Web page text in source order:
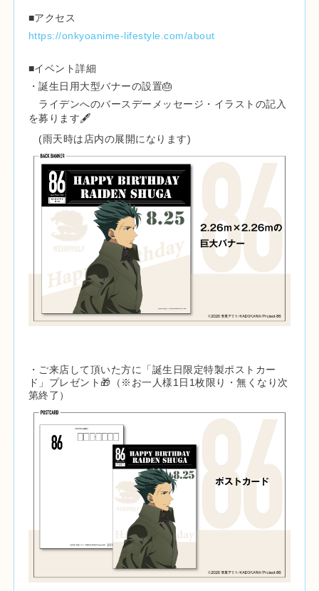
■アクセス
https://onkyoanime-lifestyle.com/about
■イベント詳細
・誕生日用大型バナーの設置🎂
ライデンへのバースデーメッセージ・イラストの記入
を募ります🖋
(雨天時は店内の展開になります)
・ご来店して頂いた方に「誕生日限定特製ポストカー
ド」プレゼント🎁（※お一人様1日1枚限り・無くなり次
第終了）